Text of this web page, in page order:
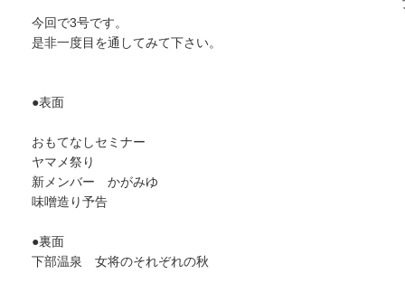
今回で3号です。
是非一度目を通してみて下さい。
●表面
おもてなしセミナー
ヤマメ祭り
新メンバー かがみゆ
味噌造り予告
●裏面
下部温泉 女将のそれぞれの秋